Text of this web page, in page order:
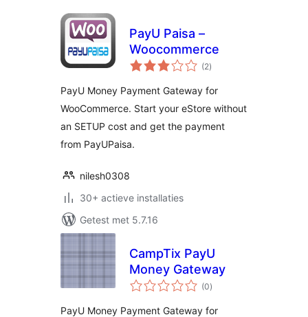
PayU Paisa –
Woocommerce
(2totaal
waarderingen
)
PayU Money Payment Gateway for
WooCommerce. Start your eStore without
an SETUP cost and get the payment
from PayUPaisa.
nilesh0308
30+ actieve installaties
Getest met 5.7.16
CampTix PayU
Money Gateway
(0totaal
waarderingen
)
PayU Money Payment Gateway for